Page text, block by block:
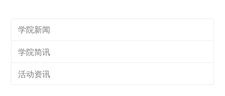
学院新闻
学院简讯
活动资讯